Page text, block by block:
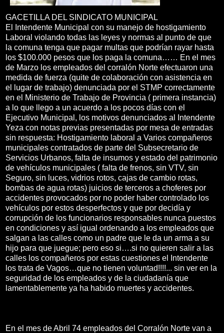
GACETILLA DEL SINDICATO MUNICIPAL
El Intendente Municipal con su manejo de hostigamiento
Laboral violando todas las leyes y normas al punto de que
la comuna tenga que pagar multas que podrían rayar hasta
los $100.000 pesos que los paga la comuna…… En el mes
de Marzo los empleados del corralón Norte efectuaron una
medida de fuerza (quite de colaboración con asistencia en
el lugar de trabajo) denunciada por el STMP correctamente
en el Ministerio de Trabajo de Provincia ( primera instancia)
a lo que llego a un acuerdo a los pocos días con el
Ejecutivo Municipal, los motivos denunciados al Intendente
Yeza con notas previas presentadas por mesa de entradas
sin respuesta: Hostigamiento laboral a Varios compañeros
municipales contratados de parte del Subsecretario de
Servicios Urbanos, falta de insumos y estado del patrimonio
de vehículos municipales ( falta de frenos, sin VTV, sin
Seguro, sin luces, vidrios rotos, cajas de cambio rotas,
bombas de agua rotas) juicios de terceros a choferes por
accidentes provocados por no poder haber controlado los
vehículos por estos desperfectos y que por decidía y
corrupción de los funcionarios responsables nunca puestos
en condiciones y así igual ordenando a los empleados que
salgan a las calles como un padre que le da un arma a su
hijo para que juegue; pero eso si….si no quieren salir a las
calles los compañeros por estas cuestiones el Intendente
los trata de Vagos…que no tienen voluntad!!!!... sin ver en la
seguridad de los empleados y de la ciudadanía que
lamentablemente ya ha habido muertes y accidentes.
En el mes de Abril 74 empleados del Corralón Norte van a